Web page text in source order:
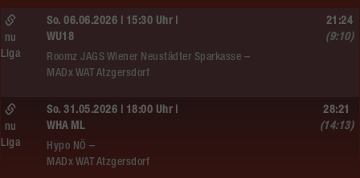
So. 06.06.2026 | 15:30 Uhr |
WU18
Roomz JAGS Wiener Neustädter Sparkasse –
MADx WAT Atzgersdorf
nu
Liga
21:24
(9:10)
So. 31.05.2026 | 18:00 Uhr |
WHA ML
Hypo NÖ –
MADx WAT Atzgersdorf
nu
Liga
28:21
(14:13)